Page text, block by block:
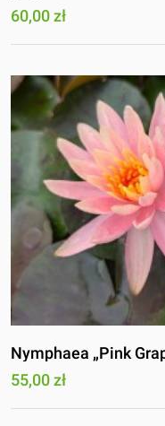
60,00 zł
Nymphaea „Pink
55,00 zł